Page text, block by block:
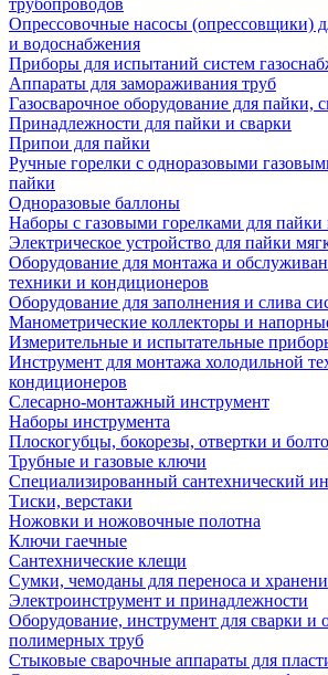
трубопроводов
Опрессовочные насосы (опрессовщики)
и водоснабжения
Приборы для испытаний систем
Аппараты для замораживания труб
Газосварочное оборудование для пайки,
Принадлежности для пайки и сварки
Припои для пайки
Ручные горелки с одноразовыми
пайки
Одноразовые баллоны
Наборы с газовыми горелками для пайки
Электрическое устройство для пайки
Оборудование для монтажа и
техники и кондиционеров
Оборудование для заполнения и слива
Манометрические коллекторы и
Измерительные и испытательные
Инструмент для монтажа холодильной
кондиционеров
Слесарно-монтажный инструмент
Наборы инструмента
Плоскогубцы, бокорезы, отвертки и
Трубные и газовые ключи
Специализированный сантехнический
Тиски, верстаки
Ножовки и ножовочные полотна
Ключи гаечные
Сантехнические клещи
Сумки, чемоданы для переноса и
Электроинструмент и принадлежности
Оборудование, инструмент для сварки и
полимерных труб
Стыковые сварочные аппараты для